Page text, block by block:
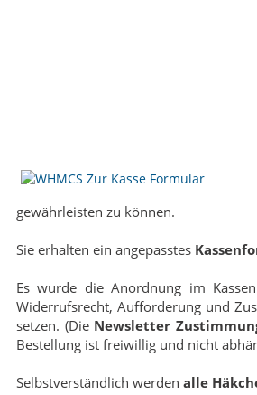
gewährleisten zu können.
Sie erhalten ein angepasstes
Es wurde die Anordnung im
Widerrufsrecht, Aufforderung und
setzen. (Die Newsletter
Bestellung ist freiwillig und nicht
Selbstverständlich werden alle